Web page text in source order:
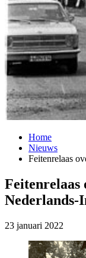
Home
Nieuws
Feitenrelaas
Feitenrelaas
Nederlands-
23 januari 2022